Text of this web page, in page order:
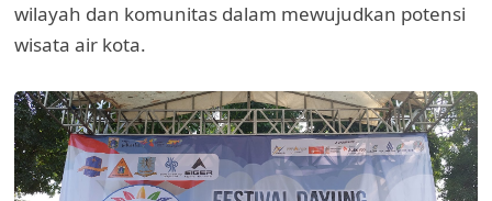
wilayah dan komunitas dalam mewujudkan potensi
wisata air kota.